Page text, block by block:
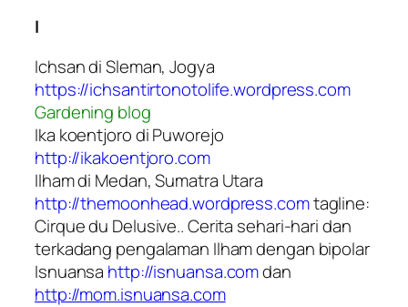
I
Ichsan di Sleman, Jogya
https://ichsantirtonotolife.wordpress.com
Gardening blog
Ika koentjoro di Puworejo
http://ikakoentjoro.com
Ilham di Medan, Sumatra Utara
http://themoonhead.wordpress.comtagline:
Cirque du Delusive.. Cerita sehari-hari dan
terkadang pengalaman Ilham dengan bipolar
Isnuansa http://isnuansa.comdan
http://mom.isnuansa.com